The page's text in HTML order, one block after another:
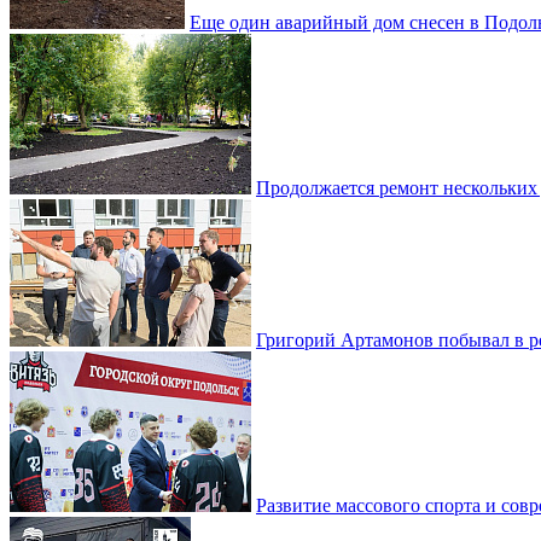
Еще один аварийный дом снесен в
Продолжается ремонт
Григорий Артамонов побывал в
Развитие массового спорта и